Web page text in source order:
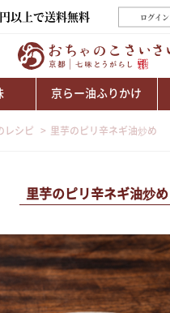
以上で送料無料 ログイン
京らー油ふりかけ
レシピ 里芋のピリ辛ネギ油炒め
里芋のピリ辛ネギ油炒め